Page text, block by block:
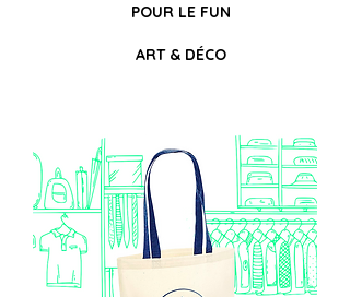
POUR LE FUN
ART & DÉCO